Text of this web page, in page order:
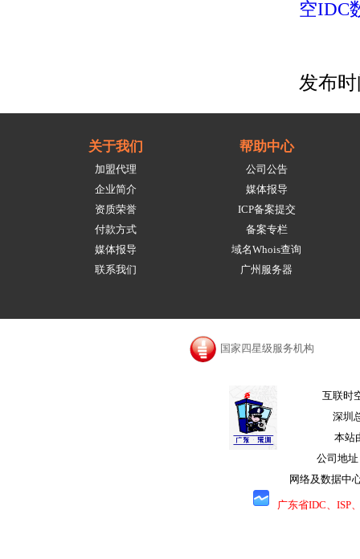
空IDC
发布时
关于我们
加盟代理
企业简介
资质荣誉
付款方式
媒体报导
联系我们
帮助中心
公司公告
媒体报导
ICP备案提交
备案专栏
域名Whois查询
广州服务器
国家四星级服务机构
互联时
深圳
本站
公司地
网络及数据中
广东省IDC、ISP